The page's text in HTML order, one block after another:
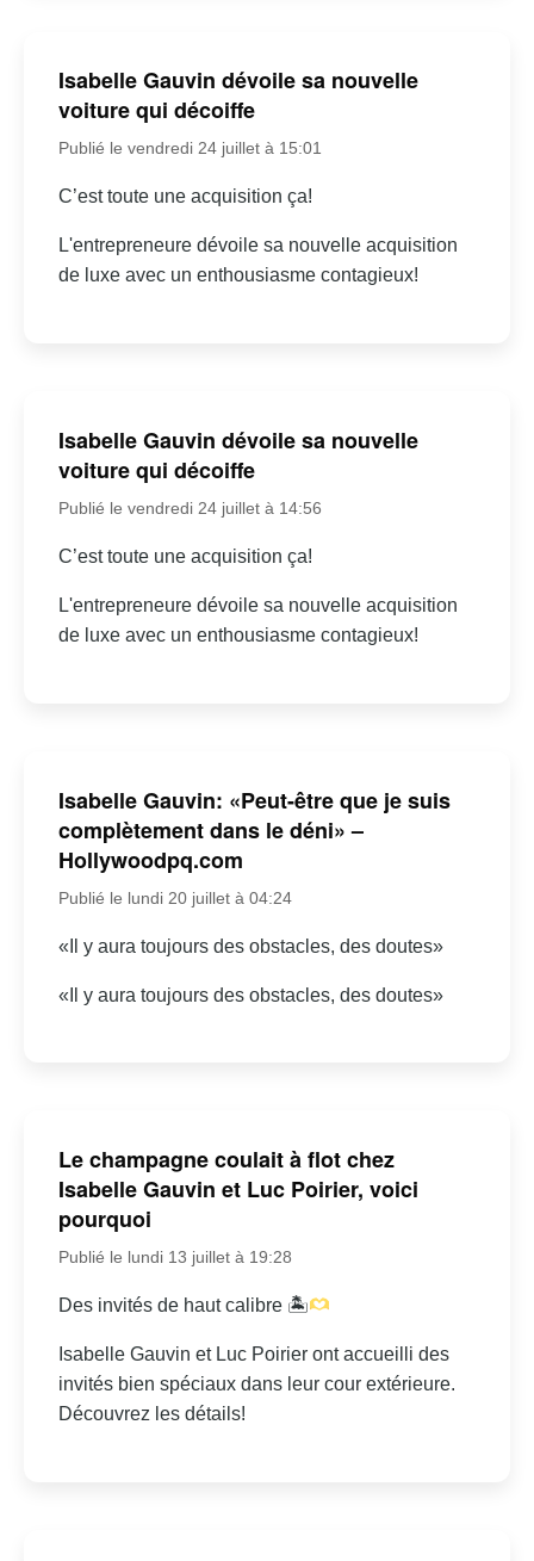
Isabelle Gauvin dévoile sa nouvelle
voiture qui décoiffe
Publié le vendredi 24 juillet à 15:01
C’est toute une acquisition ça!
L'entrepreneure dévoile sa nouvelle acquisition
de luxe avec un enthousiasme contagieux!
Isabelle Gauvin dévoile sa nouvelle
voiture qui décoiffe
Publié le vendredi 24 juillet à 14:56
C’est toute une acquisition ça!
L'entrepreneure dévoile sa nouvelle acquisition
de luxe avec un enthousiasme contagieux!
Isabelle Gauvin: «Peut-être que je suis
complètement dans le déni» –
Hollywoodpq.com
Publié le lundi 20 juillet à 04:24
«Il y aura toujours des obstacles, des doutes»
«Il y aura toujours des obstacles, des doutes»
Le champagne coulait à flot chez
Isabelle Gauvin et Luc Poirier, voici
pourquoi
Publié le lundi 13 juillet à 19:28
Des invités de haut calibre 🏝
Isabelle Gauvin et Luc Poirier ont accueilli des
invités bien spéciaux dans leur cour extérieure.
Découvrez les détails!